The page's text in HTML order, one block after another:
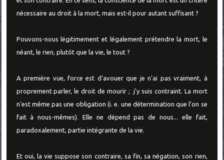
nécessaire au droit à la mort, mais est-il pour autant suffisant ?
Pouvons-nous légitimement et légalement prétendre la mort, le
néant, le rien, plutôt que la vie, le tout ?
A première vue, force est d'avouer que je n'ai pas vraiment, à
proprement parler, le droit de mourir ; j'y suis contraint. La mort
n'est même pas une obligation (i. e. une détermination que l'on se
fait à nous-mêmes). Elle ne dépend pas de nous... elle fait,
paradoxalement, partie intégrante de la vie.
Et oui, la vie suppose son contraire, sa fin, sa négation, son rien,